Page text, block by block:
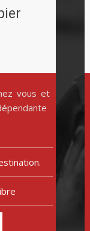
vous et